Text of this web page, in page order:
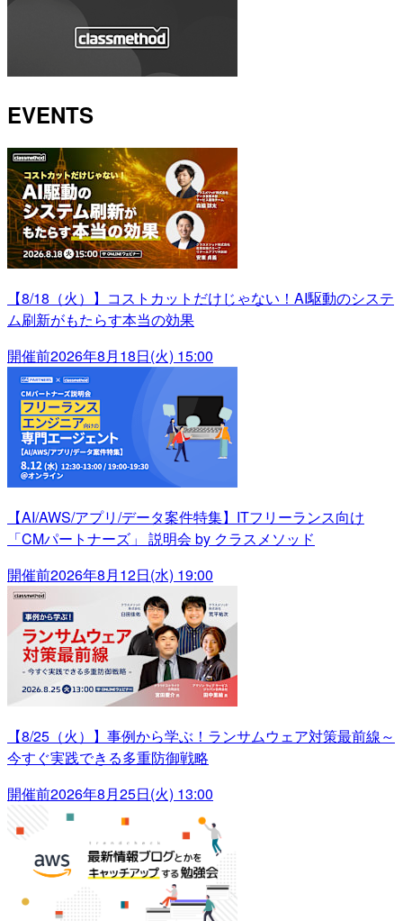
EVENTS
【8/18（火）】コストカットだけじゃない！AI駆動のシステ
ム刷新がもたらす本当の効果
開催前2026年8月18日(火) 15:00
【AI/AWS/アプリ/データ案件特集】ITフリーランス向け
「CMパートナーズ」 説明会 by クラスメソッド
開催前2026年8月12日(水) 19:00
【8/25（火）】事例から学ぶ！ランサムウェア対策最前線～
今すぐ実践できる多重防御戦略
開催前2026年8月25日(火) 13:00